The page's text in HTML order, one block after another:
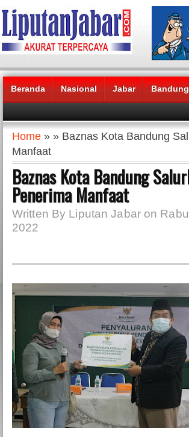
Beranda Nasional Jabar Bandung
Headlines News :
Home » » Baznas Kota Bandung
Manfaat
Baznas Kota Bandung
Penerima Manfaat
Written By Liputan Jabar on
2022